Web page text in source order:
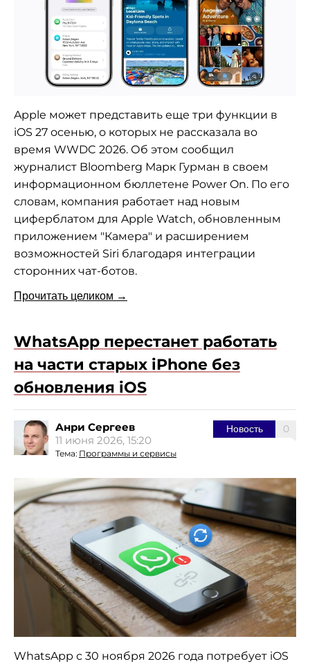
Apple может представить еще три функции в
iOS 27 осенью, о которых не рассказала во
время WWDC 2026. Об этом сообщил
журналист Bloomberg Марк Гурман в своем
информационном бюллетене Power On. По его
словам, компания работает над новым
циферблатом для Apple Watch, обновленным
приложением "Камера" и расширением
возможностей Siri благодаря интеграции
сторонних чат-ботов.
Прочитать целиком →
WhatsApp перестанет работать
на части старых iPhone без
обновления iOS
0
Новость
Анри Сергеев
11 июня 2026, 15:20
Тема: Программы и сервисы
WhatsApp с 30 ноября 2026 года потребует iOS